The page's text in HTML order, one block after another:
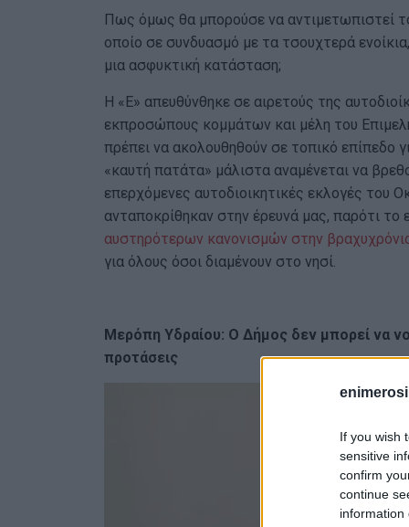
If you wish
sensitive
confirm
continue
information
Πως όμως θα μπορούσε να αντιμετωπιστεί
οποίο σε συνδυασμό με τα τσουχτερά
μια ασφυκτική κατάσταση;
Η «Ε» απευθύνθηκε σε αιρετούς της
εκπροσώπους κομμάτων και μέλη του
πρέπει να ακολουθηθούν σε τοπικό επίπεδο
«καυτή πατάτα» μάλιστα αναμένεται να
επερχόμενες αυτοδιοικητικές εκλογές του
ανταποκρίθηκαν στην έρευνά μας, παρότι το
αυστηρότερων κανονισμών στην
για όλους όσοι διαμένουν στο νησί.
Μερόπη Υδραίου: O Δήμος δεν μπορεί να
προτάσεις